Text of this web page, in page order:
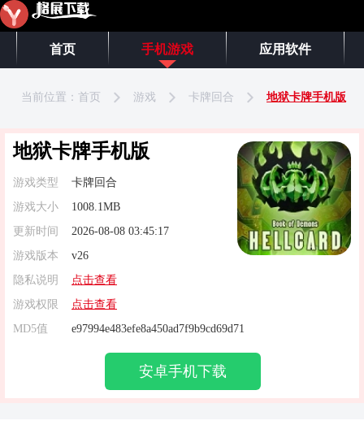
首页 手机游戏 应用软件
当前位置： 首页 游戏 卡牌回合 地狱卡牌手机版
地狱卡牌手机版
游戏类型
卡牌回合
游戏大小
1008.1MB
更新时间
2026-08-08 03:45:17
游戏版本
v26
隐私说明
点击查看
游戏权限
点击查看
MD5值
e97994e483efe8a450ad7f9b9cd69d71
安卓手机下载